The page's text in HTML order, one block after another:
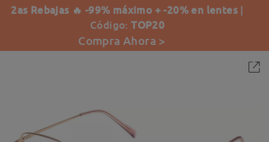
2as Rebajas 🔥 -99% máximo + -20% en lentes |
Código:TOP20
Compra Ahora >